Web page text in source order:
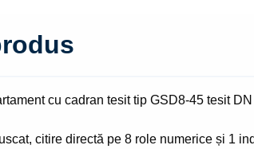
cu cadran tesit tip GSD8-45 tesit
citire directă pe 8 role numerice și 1